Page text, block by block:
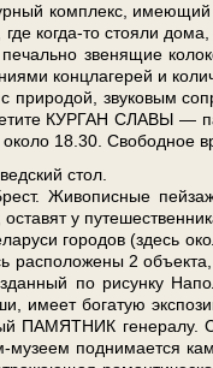
ком­плекс,
когда-то сто­я­ли
зве­ня­щие
конц­ла­ге­рей и
при­ро­дой, зву­ко­вым
КУРГАН СЛАВЫ —
18.30. Сво­бод­ное
стол.
Живописные
оста­вят у
го­ро­дов (здесь
рас­по­ло­же­ны 2
по ри­сун­ку
име­ет бо­га­тую
ПАМЯТНИК генералу.
музеем поднимается